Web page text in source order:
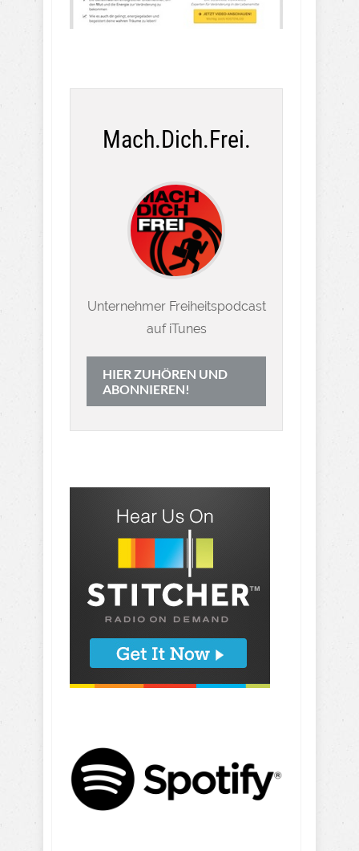
Mach.Dich.Frei.
Unternehmer Freiheitspodcast
auf iTunes
HIER ZUHÖREN UND
ABONNIEREN!